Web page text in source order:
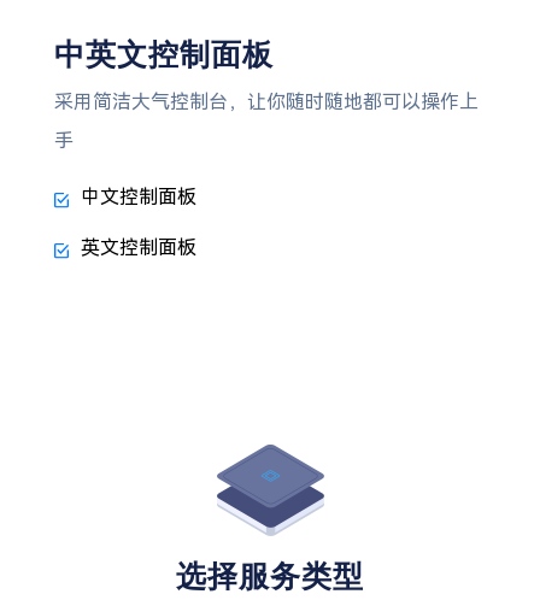
中英文控制面板
采用简洁大气控制台，让你随时随地都可以操作上
手
中文控制面板
英文控制面板
选择服务类型